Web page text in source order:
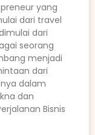
yang
dari travel
dari
seorang
menjadi
dari
dalam
dan
Bisnis